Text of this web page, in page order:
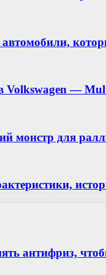
Volkswagen —
монстр для
антифриз,